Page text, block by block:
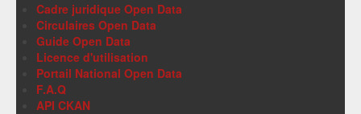
Cadre juridique Open Data
Circulaires Open Data
Guide Open Data
Licence d'utilisation
Portail National Open Data
F.A.Q
API CKAN